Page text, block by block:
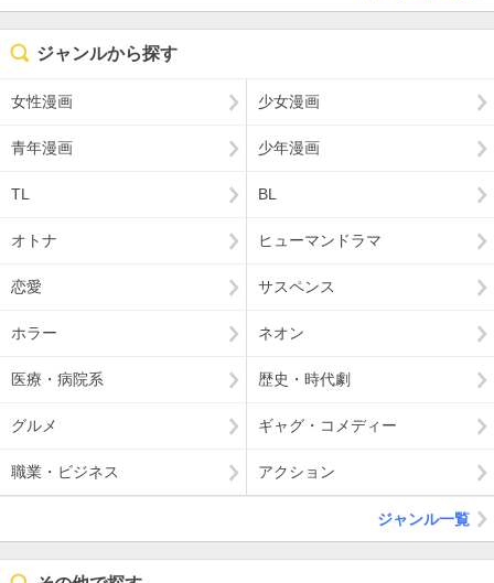
ジャンルから探す
女性漫画 少女漫画
青年漫画 少年漫画
TL BL
オトナ ヒューマンドラマ
恋愛 サスペンス
ホラー ネオン
医療・病院系 歴史・時代劇
グルメ ギャグ・コメディー
職業・ビジネス アクション
ジャンル一覧